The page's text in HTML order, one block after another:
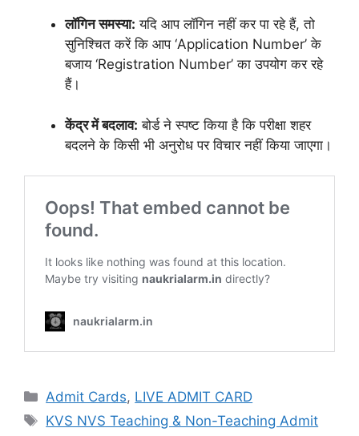
लॉगिन समस्या: यदि आप लॉगिन नहीं कर पा रहे हैं, तो
सुनिश्चित करें कि आप ‘Application Number’ के
बजाय ‘Registration Number’ का उपयोग कर रहे
हैं।
केंद्र में बदलाव: बोर्ड ने स्पष्ट किया है कि परीक्षा शहर
बदलने के किसी भी अनुरोध पर विचार नहीं किया जाएगा।
Admit Cards, LIVE ADMIT CARD
KVS NVS Teaching & Non-Teaching Admit